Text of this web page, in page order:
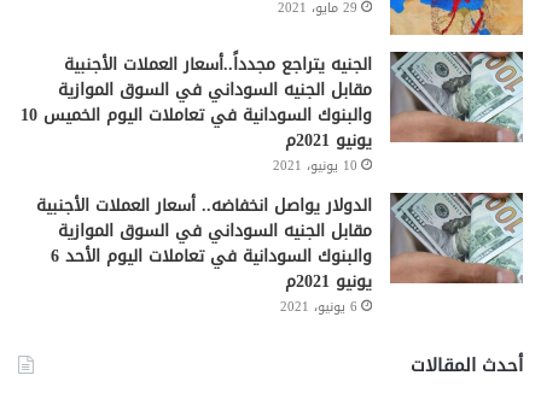
29 مايو، 2021
الجنيه يتراجع مجدداً..أسعار العملات الأجنبية
مقابل الجنيه السوداني في السوق الموازية
والبنوك السودانية في تعاملات اليوم الخميس 10
يونيو 2021م
10 يونيو، 2021
الدولار يواصل انخفاضه.. أسعار العملات الأجنبية
مقابل الجنيه السوداني في السوق الموازية
والبنوك السودانية في تعاملات اليوم الأحد 6
يونيو 2021م
6 يونيو، 2021
أحدث المقالات